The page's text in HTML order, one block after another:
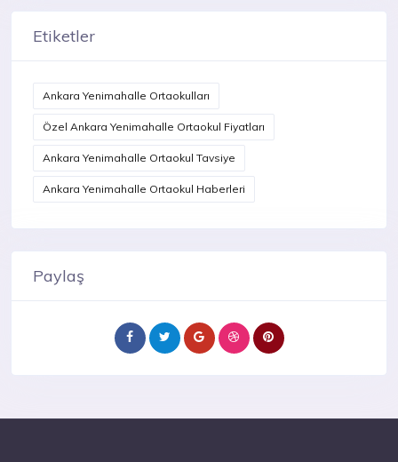
Etiketler
Ankara Yenimahalle Ortaokulları
Özel Ankara Yenimahalle Ortaokul Fiyatları
Ankara Yenimahalle Ortaokul Tavsiye
Ankara Yenimahalle Ortaokul Haberleri
Paylaş